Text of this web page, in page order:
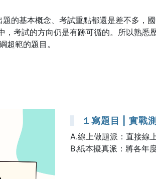
的基本概念、考試重點都還是差不多，
考試的方向仍是有跡可循的。所以熟悉
範的題目。
１寫題目 | 實戰
A.線上做題派：直接線
B.紙本擬真派：將各年